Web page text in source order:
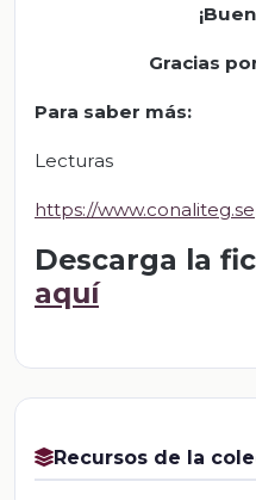
Gracias
Para saber más:
Lecturas
https://
Descarga la
aquí
Recursos de la